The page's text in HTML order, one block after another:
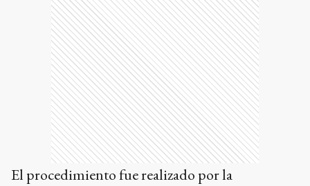
El procedimiento fue realizado por la